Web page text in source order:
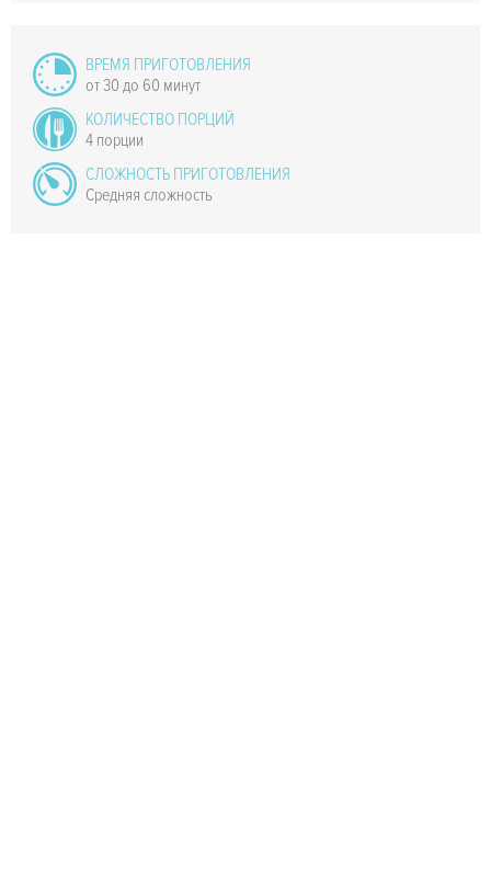
ВРЕМЯ ПРИГОТОВЛЕНИЯ
от 30 до 60 минут
КОЛИЧЕСТВО ПОРЦИЙ
4 порции
СЛОЖНОСТЬ ПРИГОТОВЛЕНИЯ
Средняя сложность